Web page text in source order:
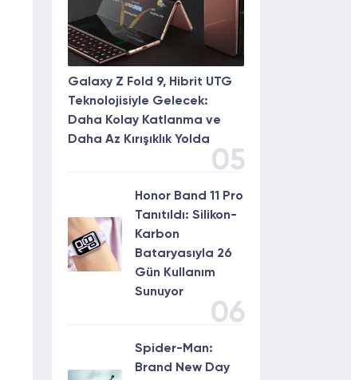
Galaxy Z Fold 9, Hibrit UTG
Teknolojisiyle Gelecek:
Daha Kolay Katlanma ve
Daha Az Kırışıklık Yolda
05
Honor Band 11 Pro
Tanıtıldı: Silikon-
Karbon
Bataryasıyla 26
Gün Kullanım
Sunuyor
06
Spider-Man:
Brand New Day